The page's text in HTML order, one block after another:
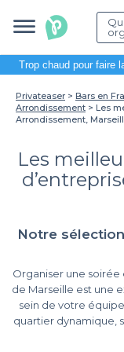
Trop chaud pour faire
Privateaser Bars en
Arrondissement
Les
Arrondissement,
Les
Notre
Organiser une
de Marseille est une
sein de votre
quartier dynamique,
un cadre idéal pour